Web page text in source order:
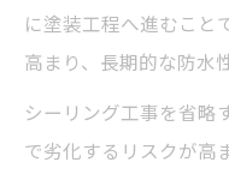
に塗装工程へ進むこと
高まり、長期的な防水
シーリング工事を省略
で劣化するリスクが高